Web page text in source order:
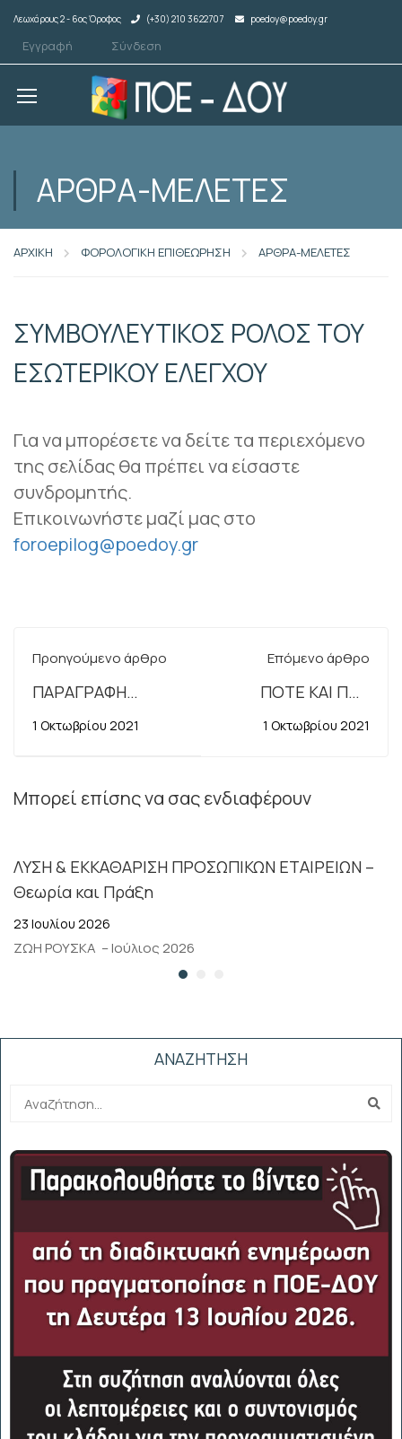
Λεωχάρους 2 - 6ος Όροφος (+30) 210 3622707 poedoy@poedoy.gr
Εγγραφή Σύνδεση
ΑΡΘΡΑ-ΜΕΛΕΤΕΣ
ΑΡΧΙΚΗ ΦΟΡΟΛΟΓΙΚΗ ΕΠΙΘΕΩΡΗΣΗ ΑΡΘΡΑ-ΜΕΛΕΤΕΣ
ΣΥΜΒΟΥΛΕΥΤΙΚΟΣ ΡΟΛΟΣ ΤΟΥ
ΕΣΩΤΕΡΙΚΟΥ ΕΛΕΓΧΟΥ
Για να μπορέσετε να δείτε τα περιεχόμενο
της σελίδας θα πρέπει να είσαστε
συνδρομητής.
Επικοινωνήστε μαζί μας στο
foroepilog@poedoy.gr
Προηγούμενο άρθρο
ΠΑΡΑΓΡΑΦΗ
ΦΟΡΟΛΟΓΙΚΩΝ
1 Οκτωβρίου 2021
Επόμενο άρθρο
ΠΟΤΕ ΚΑΙ ΠΩΣ
ΕΚΤΕΛΕΙΤΑΙ ΤΗΣ
ΠΕΙΘΑΡΧΙΚΗ ΠΟΙΝΗ
1 Οκτωβρίου 2021
Μπορεί επίσης να σας ενδιαφέρουν
ΛΥΣΗ & ΕΚΚΑΘΑΡΙΣΗ ΠΡΟΣΩΠΙΚΩΝ ΕΤΑΙΡΕΙΩΝ –
Θεωρία και Πράξη
23 Ιουλίου 2026
ΖΩΗ ΡΟΥΣΚΑ – Ιούλιος 2026
ΑΝΑΖΗΤΗΣΗ